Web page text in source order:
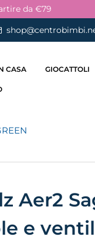
da €79
CASA GIOCATTOLI
Aer2
e